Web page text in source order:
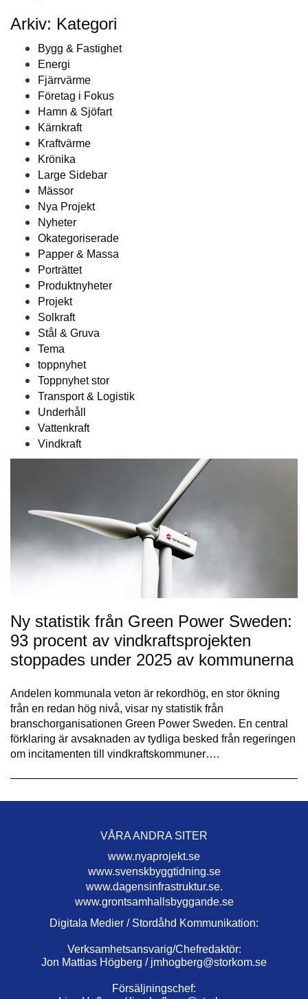
Arkiv: Kategori
Bygg & Fastighet
Energi
Fjärrvärme
Företag i Fokus
Hamn & Sjöfart
Kärnkraft
Kraftvärme
Krönika
Large Sidebar
Mässor
Nya Projekt
Nyheter
Okategoriserade
Papper & Massa
Porträttet
Produktnyheter
Projekt
Solkraft
Stål & Gruva
Tema
toppnyhet
Toppnyhet stor
Transport & Logistik
Underhåll
Vattenkraft
Vindkraft
Ny statistik från Green Power Sweden:
93 procent av vindkraftsprojekten
stoppades under 2025 av kommunerna
Andelen kommunala veton är rekordhög, en stor ökning
från en redan hög nivå, visar ny statistik från
branschorganisationen Green Power Sweden. En central
förklaring är avsaknaden av tydliga besked från regeringen
om incitamenten till vindkraftskommuner….
VÅRA ANDRA SITER
www.nyaprojekt.se
www.svenskbyggtidning.se
www.dagensinfrastruktur.se.
www.grontsamhallsbyggande.se
Digitala Medier / Stordåhd Kommunikation:
Verksamhetsansvarig/Chefredaktör:
Jon Mattias Högberg / jmhogberg@storkom.se
Försäljningschef: